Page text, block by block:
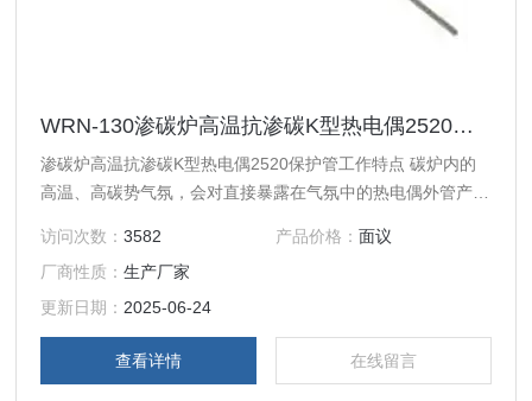
WRN-130渗碳炉高温抗渗碳K型热电偶2520保护管
渗碳炉高温抗渗碳K型热电偶2520保护管工作特点 碳炉内的
高温、高碳势气氛，会对直接暴露在气氛中的热电偶外管产生
普通材质和结构外管的热电偶会因此在很短的时间内发生损坏
失准而无法使用。
访问次数：3582 产品价格： 面议
厂商性质：生产厂家
更新日期： 2025-06-24
查看详情 在线留言